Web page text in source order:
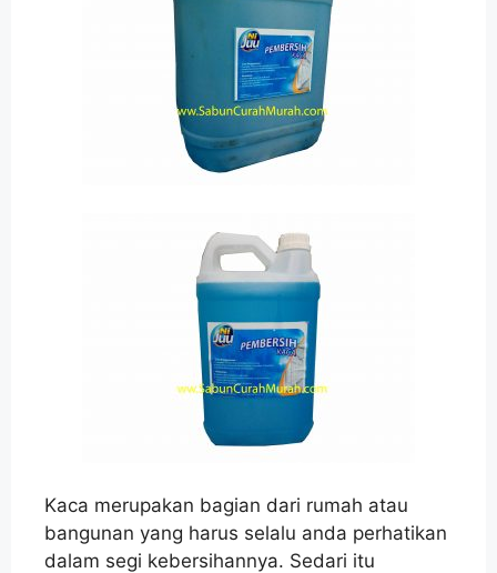
Kaca merupakan bagian dari rumah atau
bangunan yang harus selalu anda perhatikan
dalam segi kebersihannya. Sedari itu